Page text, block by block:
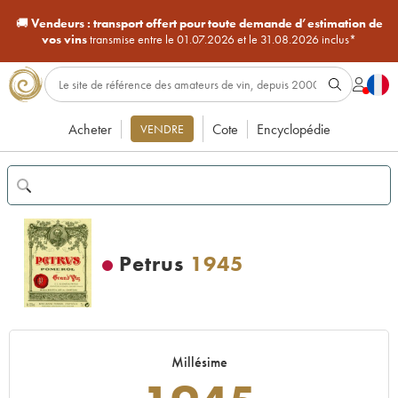
🚚Vendeurs : transport offert pour toute demande d’estimation de
vos vinstransmise entre le 01.07.2026 et le 31.08.2026 inclus*
Acheter VENDRE Cote Encyclopédie
Petrus 1945
Millésime